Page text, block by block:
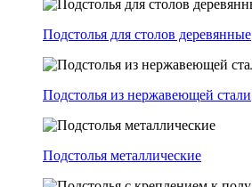
Подстолья для столов деревянные
Подстолья из нержавеющей стали
Подстолья металлические